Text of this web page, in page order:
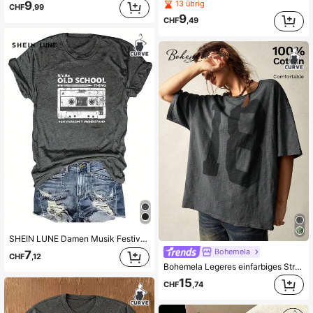
1.1M Follower
4,82 1.1M Follower
4,82 1.1M Follower
CHF9,99
SHEIN LUNE Damen Musik Festival Kassette bedrucktes Damen Rundhals Kurzarm T-Shirt
CHF7,12
13 übrig
CHF9,49
Bohemela
Bohemela Legeres einfarbiges Strick Rundhals Kurzarm locker geschnittenes gewaschenenes T-Shirt in Große Größen
CHF15 ,74